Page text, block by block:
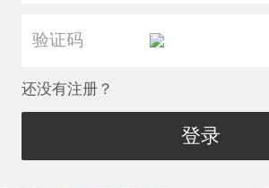
还没有注册？
登录